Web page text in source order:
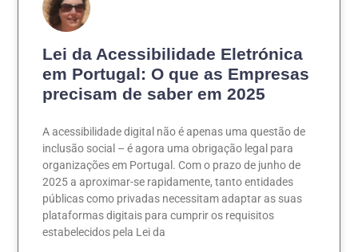
Lei da Acessibilidade Eletrónica
em Portugal: O que as Empresas
precisam de saber em 2025
A acessibilidade digital não é apenas uma questão de
inclusão social – é agora uma obrigação legal para
organizações em Portugal. Com o prazo de junho de
2025 a aproximar-se rapidamente, tanto entidades
públicas como privadas necessitam adaptar as suas
plataformas digitais para cumprir os requisitos
estabelecidos pela Lei da